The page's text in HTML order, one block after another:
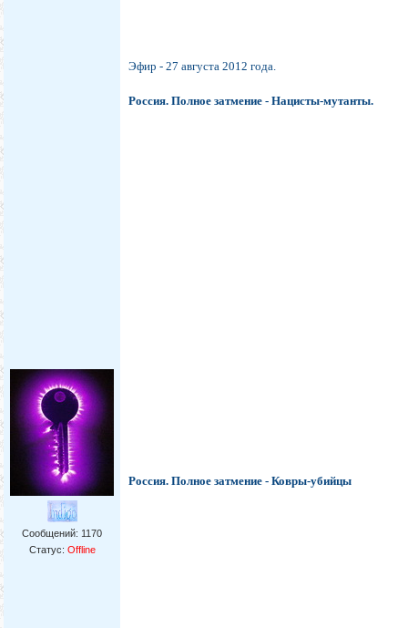
Сообщений: 1170
Статус: Offline
Эфир - 27 августа 2012 года.
Россия. Полное затмение - Нацисты-мутанты.
Россия. Полное затмение - Ковры-убийцы